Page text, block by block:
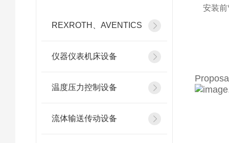
REXROTH、AVENTICS
仪器仪表机床设备
温度压力控制设备
流体输送传动设备
安装